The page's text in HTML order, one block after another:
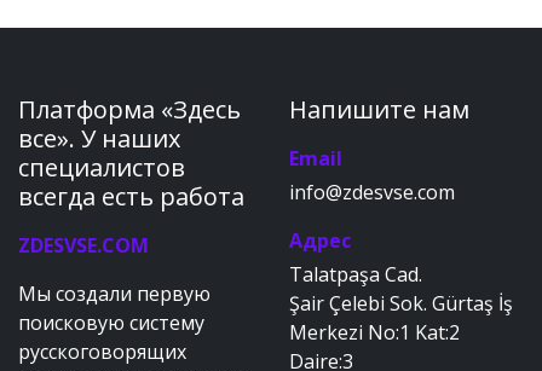
Платформа «Здесь
все». У наших
специалистов
всегда есть работа
ZDESVSE.COM
Мы создали первую
поисковую систему
русскоговорящих
Напишите нам
Email
info@zdesvse.com
Адрес
Talatpaşa Cad.
Şair Çelebi Sok. Gürtaş İş
Merkezi No:1 Kat:2
Daire:3